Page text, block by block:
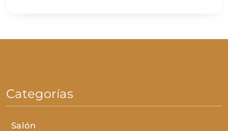
Categorías
Salón